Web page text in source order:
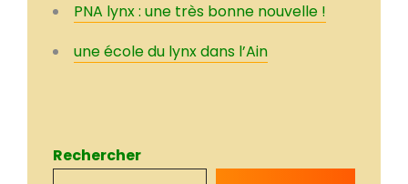
PNA lynx : une très bonne nouvelle !
une école du lynx dans l’Ain
Rechercher